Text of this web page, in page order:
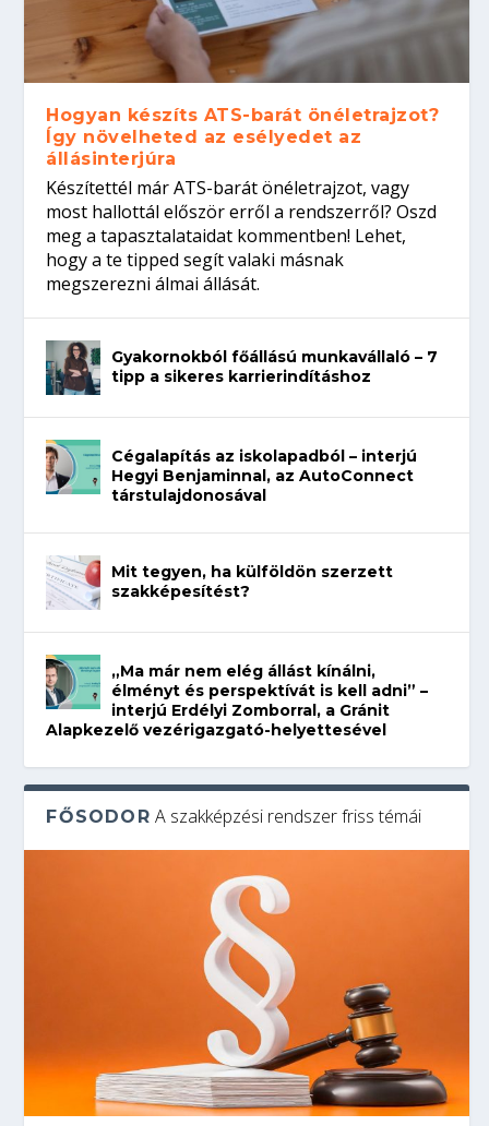
Hogyan készíts ATS-barát önéletrajzot?
Így növelheted az esélyedet az
állásinterjúra
Készítettél már ATS-barát önéletrajzot, vagy
most hallottál először erről a rendszerről? Oszd
meg a tapasztalataidat kommentben! Lehet,
hogy a te tipped segít valaki másnak
megszerezni álmai állását.
Gyakornokból főállású munkavállaló – 7
tipp a sikeres karrierindításhoz
Cégalapítás az iskolapadból – interjú
Hegyi Benjaminnal, az AutoConnect
társtulajdonosával
Mit tegyen, ha külföldön szerzett
szakképesítést?
„Ma már nem elég állást kínálni,
élményt és perspektívát is kell adni” –
interjú Erdélyi Zomborral, a Gránit
Alapkezelő vezérigazgató-helyettesével
FŐSODOR A szakképzési rendszer friss témái